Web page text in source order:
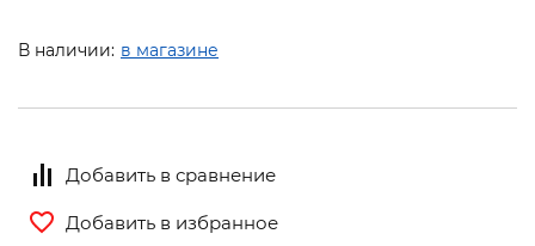
В наличии: в магазине
Добавить в сравнение
Добавить в избранное